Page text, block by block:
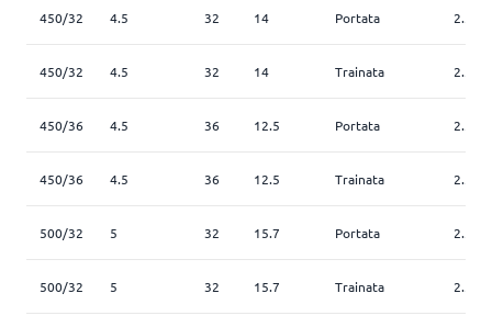
450/32 4.5 32 14 Portata 2.5
450/32 4.5 32 14 Trainata 2.5
450/36 4.5 36 12.5 Portata 2.5
450/36 4.5 36 12.5 Trainata 2.5
500/32 5 32 15.7 Portata 2.5
500/32 5 32 15.7 Trainata 2.5